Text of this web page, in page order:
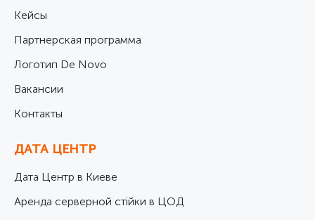
Кейсы
Партнерская программа
Логотип De Novo
Вакансии
Контакты
ДАТА ЦЕНТР
Дата Центр в Киеве
Аренда серверной стійки в ЦОД